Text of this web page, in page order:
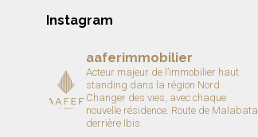
Instagram
aaferimmobilier
Acteur majeur de l’immobilier haut
standing dans la région Nord.
Changer des vies, avec chaque
nouvelle résidence. Route de Malabata,
derrière Ibis.